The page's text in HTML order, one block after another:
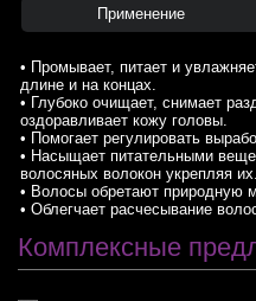
Применение
• Промывает, питает и
длине и на концах.
• Глубоко очищает, снимает
оздоравливает кожу головы.
• Помогает регулировать
• Насыщает питательными
волосяных волокон укрепляя их.
• Волосы обретают природную
• Облегчает расчесывание
Комплексные